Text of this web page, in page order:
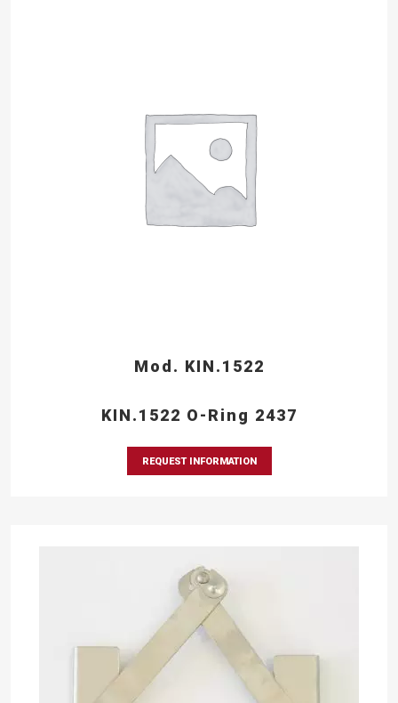
Mod. KIN.1522
KIN.1522 O-Ring 2437
REQUEST INFORMATION